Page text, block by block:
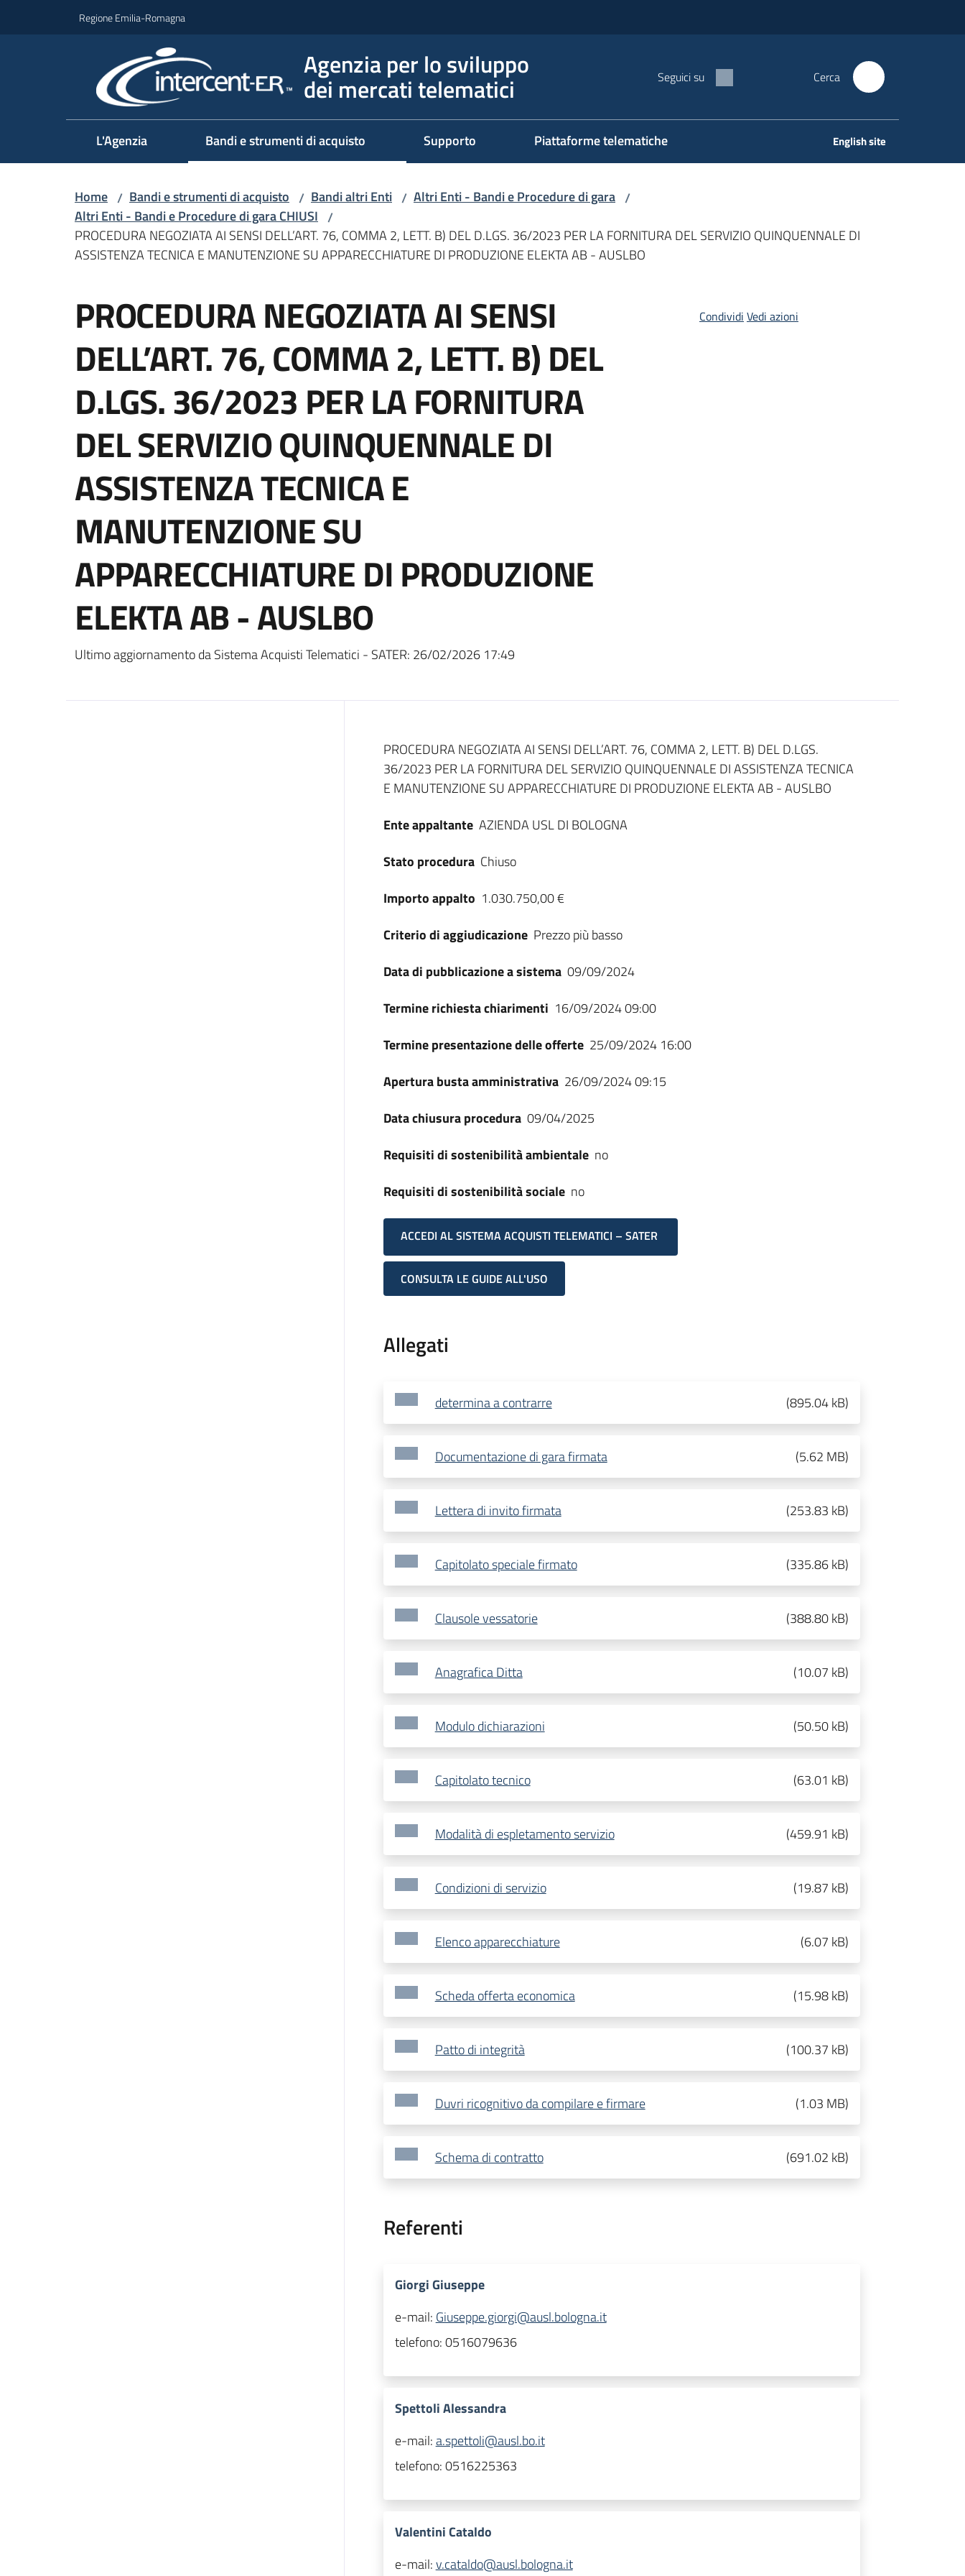
Regione Emilia-Romagna
Agenzia per lo sviluppo
dei mercati telematici Seguici su Cerca
L'Agenzia Bandi e strumenti di acquisto Supporto Piattaforme telematiche English site
Home / Bandi e strumenti di acquisto / Bandi altri Enti / Altri Enti - Bandi e Procedure di gara /
Altri Enti - Bandi e Procedure di gara CHIUSI /
PROCEDURA NEGOZIATA AI SENSI DELL’ART. 76, COMMA 2, LETT. B) DEL D.LGS. 36/2023 PER LA FORNITURA DEL SERVIZIO QUINQUENNALE DI
ASSISTENZA TECNICA E MANUTENZIONE SU APPARECCHIATURE DI PRODUZIONE ELEKTA AB - AUSLBO
PROCEDURA NEGOZIATA AI SENSI
DELL’ART. 76, COMMA 2, LETT. B) DEL
D.LGS. 36/2023 PER LA FORNITURA
DEL SERVIZIO QUINQUENNALE DI
ASSISTENZA TECNICA E
MANUTENZIONE SU
APPARECCHIATURE DI PRODUZIONE
ELEKTA AB - AUSLBO
Ultimo aggiornamento da Sistema Acquisti Telematici - SATER: 26/02/2026 17:49
Condividi Vedi azioni
Dati del bando
PROCEDURA NEGOZIATA AI SENSI DELL’ART. 76, COMMA 2, LETT. B) DEL D.LGS.
36/2023 PER LA FORNITURA DEL SERVIZIO QUINQUENNALE DI ASSISTENZA TECNICA
E MANUTENZIONE SU APPARECCHIATURE DI PRODUZIONE ELEKTA AB - AUSLBO
Ente appaltante AZIENDA USL DI BOLOGNA
Stato procedura Chiuso
Importo appalto 1.030.750,00 €
Criterio di aggiudicazione Prezzo più basso
Data di pubblicazione a sistema 09/09/2024
Termine richiesta chiarimenti 16/09/2024 09:00
Termine presentazione delle offerte 25/09/2024 16:00
Apertura busta amministrativa 26/09/2024 09:15
Data chiusura procedura 09/04/2025
Requisiti di sostenibilità ambientale no
Requisiti di sostenibilità sociale no
ACCEDI AL SISTEMA ACQUISTI TELEMATICI – SATER
CONSULTA LE GUIDE ALL'USO
Allegati
determina a contrarre (895.04 kB)
Documentazione di gara firmata (5.62 MB)
Lettera di invito firmata (253.83 kB)
Capitolato speciale firmato (335.86 kB)
Clausole vessatorie (388.80 kB)
Anagrafica Ditta (10.07 kB)
Modulo dichiarazioni (50.50 kB)
Capitolato tecnico (63.01 kB)
Modalità di espletamento servizio (459.91 kB)
Condizioni di servizio (19.87 kB)
Elenco apparecchiature (6.07 kB)
Scheda offerta economica (15.98 kB)
Patto di integrità (100.37 kB)
Duvri ricognitivo da compilare e firmare (1.03 MB)
Schema di contratto (691.02 kB)
Referenti
Giorgi Giuseppe
e-mail: Giuseppe.giorgi@ausl.bologna.it
telefono:0516079636
Spettoli Alessandra
e-mail:a.spettoli@ausl.bo.it
telefono:0516225363
Valentini Cataldo
e-mail:v.cataldo@ausl.bologna.it